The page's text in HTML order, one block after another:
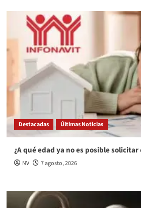
Destacadas Últimas Noticias
¿A qué edad ya no es posible
NV 7 agosto, 2026